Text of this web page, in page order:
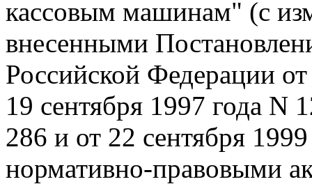
кассовым машинам" (с
внесенными
Российской Федерации
19 сентября 1997 года N
286 и от 22 сентября
нормативно-правовыми